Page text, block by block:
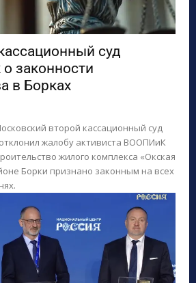
суд
законности
в Борках
второй кассационный суд
жалобу активиста ВООПИиК
жилого комплекса «Окская
Борки признано законным на всех